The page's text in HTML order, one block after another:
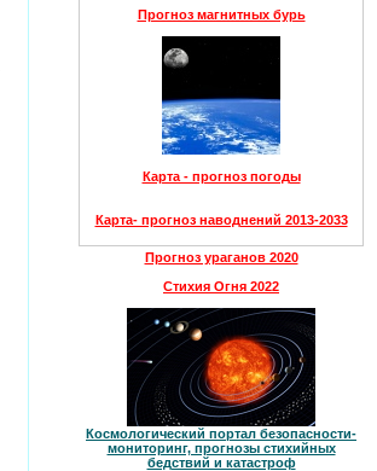
Прогноз магнитных бурь
Карта - прогноз погоды
Карта- прогноз наводнений 2013-2033
Прогноз ураганов 2020
Стихия Огня 2022
Космологический портал безопасности-
мониторинг, прогнозы стихийных
бедствий и катастроф